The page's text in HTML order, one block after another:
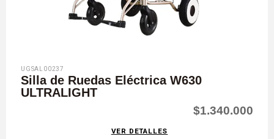
UGSAL00237
Silla de Ruedas Eléctrica W630
ULTRALIGHT
$1.340.000
VER DETALLES